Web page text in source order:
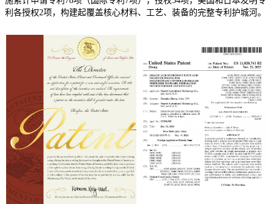
利各授权2项，构建起覆盖核心材料、工艺、装备的完整专利护城河。